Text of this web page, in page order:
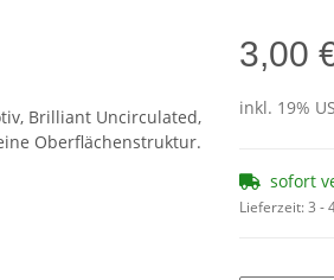
3,00
inkl. 19%
sofort
Lieferzeit:3 -